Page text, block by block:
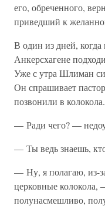
его, обреченного,
приведший к
В один из дней,
Анкерсхагене
Уже с утра Шлиман
Он спрашивает
позвонили в колокола.
— Ради чего? —
— Ты ведь знаешь,
— Ну, я полагаю, из-
церковные колокола,
полунасмешливо,